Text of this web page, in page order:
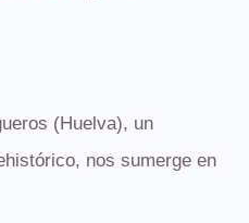
(Huelva), un
nos sumerge en